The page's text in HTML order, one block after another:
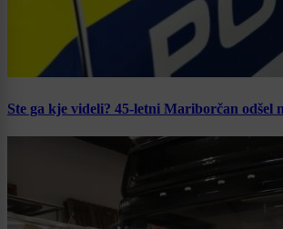
Ste ga kje videli? 45-letni Mariborčan odšel